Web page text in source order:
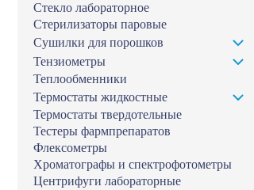
Стекло лабораторное
Стерилизаторы паровые
Сушилки для порошков
Тензиометры
Теплообменники
Термостаты жидкостные
Термостаты твердотельные
Тестеры фармпрепаратов
Флексометры
Хроматографы и спектрофотометры
Центрифуги лабораторные